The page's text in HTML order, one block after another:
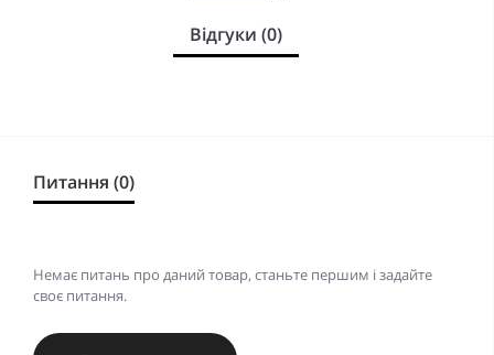
Відгуки (0)
Питання (0)
Немає питань про даний товар, станьте першим і задайте
своє питання.